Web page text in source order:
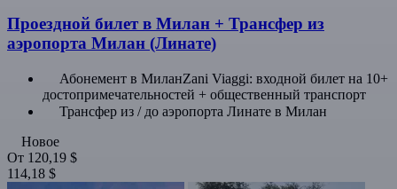
Проездной билет в Милан + Трансфер из
аэропорта Милан (Линате)
Абонемент в МиланZani Viaggi: входной билет на 10+
достопримечательностей + общественный транспорт
Трансфер из / до аэропорта Линате в Милан
Новое
От 120,19 $
114,18 $